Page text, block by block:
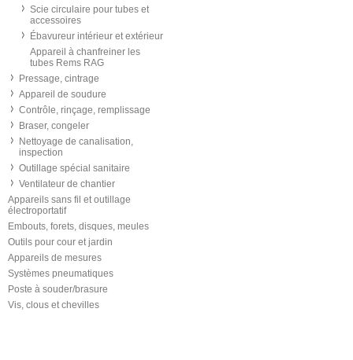
Scie circulaire pour tubes et
accessoires
Ébavureur intérieur et extérieur
Appareil à chanfreiner les
tubes Rems RAG
Pressage, cintrage
Appareil de soudure
Contrôle, rinçage, remplissage
Braser, congeler
Nettoyage de canalisation,
inspection
Outillage spécial sanitaire
Ventilateur de chantier
Appareils sans fil et outillage
électroportatif
Embouts, forets, disques, meules
Outils pour cour et jardin
Appareils de mesures
Systèmes pneumatiques
Poste à souder/brasure
Vis, clous et chevilles